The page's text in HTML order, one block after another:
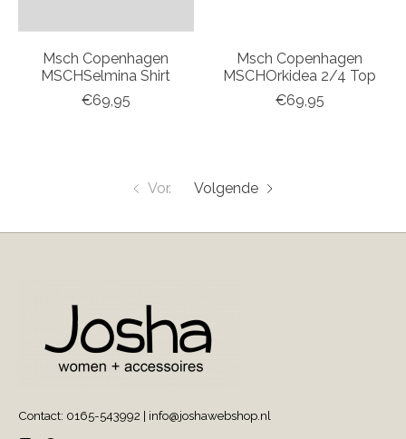
Msch Copenhagen
MSCHSelmina Shirt
€69,95
Msch Copenhagen
MSCHOrkidea 2/4 Top
€69,95
Vor. Volgende
Contact: 0165-543992 | info@joshawebshop.nl